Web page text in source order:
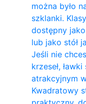
można było
szklanki.
dostępny
lub jako stół
Jeśli nie
krzeseł,
atrakcyjnym
Kwadratowy